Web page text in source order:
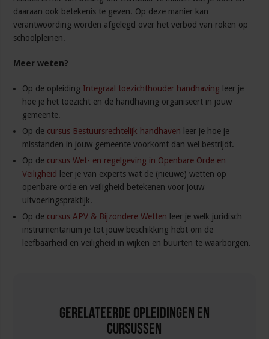
daaraan ook betekenis te geven. Op deze manier kan
verantwoording worden afgelegd over het verbod van roken op
schoolpleinen.
Meer weten?
Op de opleiding Integraal toezichthouder handhaving leer je
hoe je het toezicht en de handhaving organiseert in jouw
gemeente.
Op de cursus Bestuursrechtelijk handhaven leer je hoe je
misstanden in jouw gemeente voorkomt dan wel bestrijdt.
Op de cursus Wet- en regelgeving in Openbare Orde en
Veiligheid
leer je van experts wat de (nieuwe) wetten op
openbare orde en veiligheid betekenen voor jouw
uitvoeringspraktijk.
Op de cursus APV & Bijzondere Wetten leer je welk juridisch
instrumentarium je tot jouw beschikking hebt om de
leefbaarheid en veiligheid in wijken en buurten te waarborgen.
Gerelateerde Opleidingen en
Cursussen